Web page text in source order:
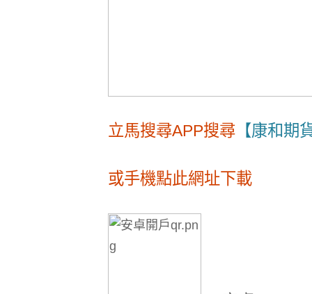
立馬搜尋APP搜尋 【康和期
或手機點此網址下載